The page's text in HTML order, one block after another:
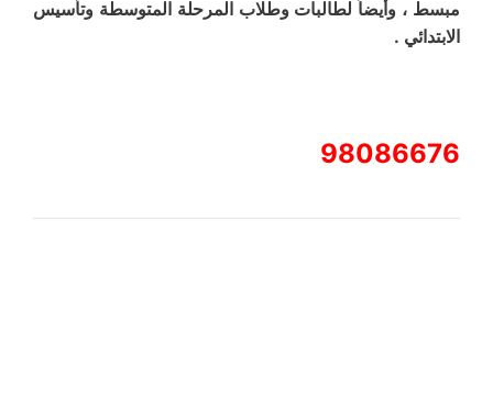
مبسط ، وأيضاً لطالبات وطلاب المرحلة المتوسطة وتأسيس
الابتدائي .
98086676